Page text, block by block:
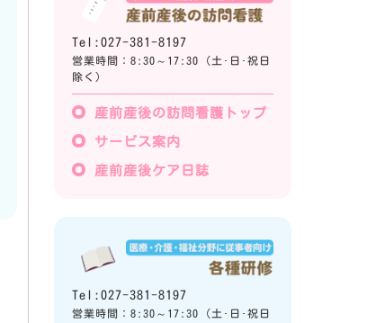
Tel:027-381-8197
営業時間：8:30～17:30 (土･日･祝日
除く)
産前産後の訪問看護トップ
サービス案内
産前産後ケア日誌
Tel:027-381-8197
営業時間：8:30～17:30 (土･日･祝日